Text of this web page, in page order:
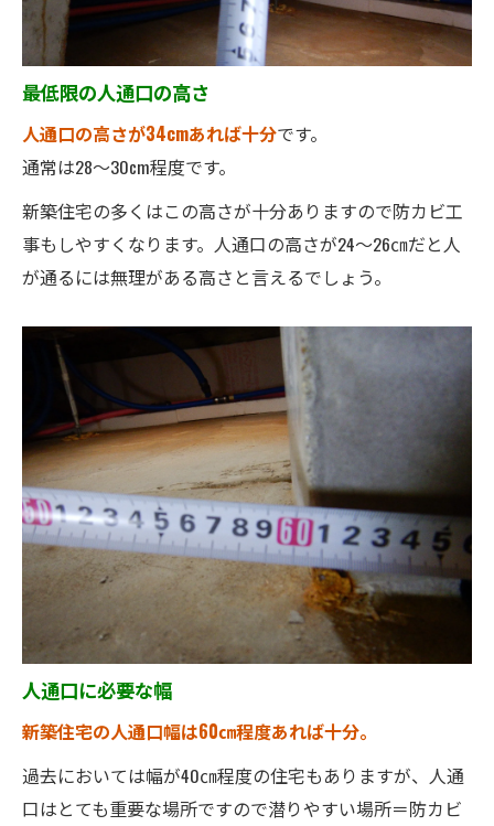
最低限の人通口の高さ
人通口の高さが34cmあれば十分です。
通常は28～30cm程度です。
新築住宅の多くはこの高さが十分ありますので防カビ工
事もしやすくなります。人通口の高さが24～26㎝だと人
が通るには無理がある高さと言えるでしょう。
人通口に必要な幅
新築住宅の人通口幅は60㎝程度あれば十分。
過去においては幅が40㎝程度の住宅もありますが、人通
口はとても重要な場所ですので潜りやすい場所＝防カビ